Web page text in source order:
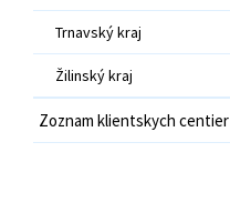
Trnavský kraj
Žilinský kraj
Zoznam klientskych centier